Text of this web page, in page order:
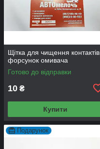
Щітка для чищення контактів,
форсунок омивача
Готово до відправки
10 ₴
Купити
Подарунок